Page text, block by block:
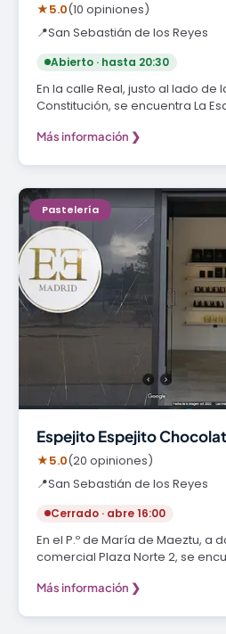
★5.0(10 opiniones)
📍San Sebastián de los Reyes
Abierto · hasta 20:30
En la calle Real, justo al lado de
Constitución, se encuentra La
Más información ❯
Pastelería
Espejito Espejito
★5.0(20 opiniones)
📍San Sebastián de los Reyes
Cerrado · abre 16:00
En el P.º de María de Maeztu, a
comercial Plaza Norte 2, se
Más información ❯